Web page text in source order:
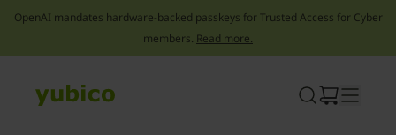
OpenAI mandates hardware-backed passkeys for Trusted Access for Cyber
members. Read more.